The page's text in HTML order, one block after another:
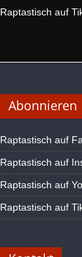
Raptastisch auf
Abonnieren
Raptastisch auf
Raptastisch auf
Raptastisch auf
Raptastisch auf